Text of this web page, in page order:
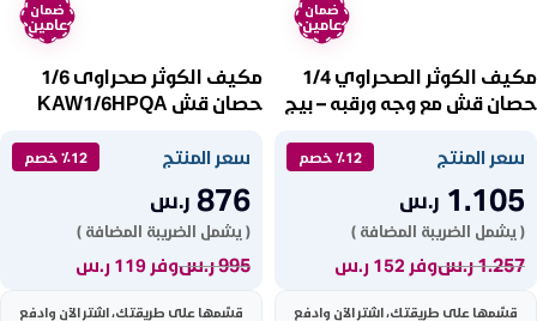
ضمان
عامين
مكيف الكوثر الصحراوي 1/4
حصان قش مع وجه ورقبه – بيج
سعر المنتج ٪12 خصم
1.105 ر.س
( يشمل الضريبة المضافة )
1.257ر.سوفر 152 ر.س
قسّمها على طريقتك، اشترِ الآن وادفع
ضمان
عامين
مكيف الكوثر صحراوى 1/6
حصان قش KAW1/6HPQA
سعر المنتج ٪12 خصم
876 ر.س
( يشمل الضريبة المضافة )
995ر.سوفر 119 ر.س
قسّمها على طريقتك، اشترِ الآن وادفع